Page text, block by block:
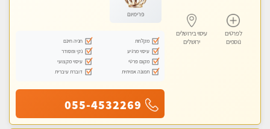
לפרטים
נוספים
עיסוי בירושלים
ירושלים
פרימיום
מקלחת
חניה חינם
עיסוי מרגיע
נקי ומסודר
מקום פרטי
עיסוי מקצועי
תמונה אמיתית
דוברת עיברית
055-4532269